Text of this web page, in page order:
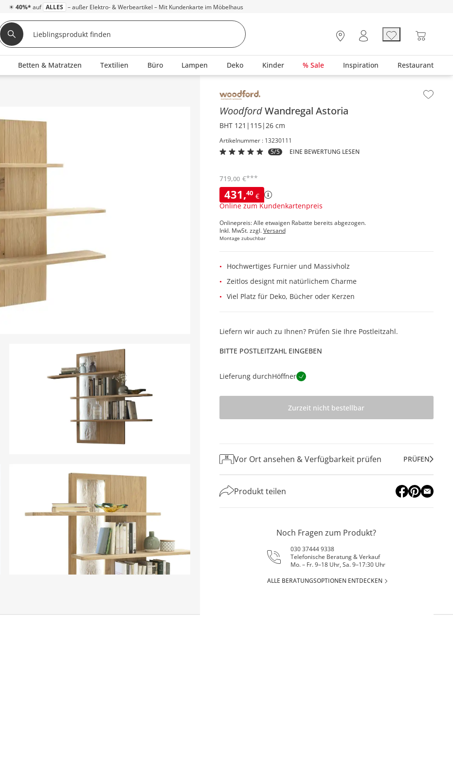
☀ 40%* auf ALLES – außer Elektro- & Werbeartikel – Mit Kundenkarte im Möbelhaus
Betten & Matratzen Textilien Büro Lampen Deko Kinder % Sale Inspiration Restaurant
Inhalt der Seitenleiste überspringen - Zum Seitenende
WoodfordWandregal Astoria
BHT 121|115|26 cm
Artikelnummer : 13230111
5/5
EINE BEWERTUNG LESEN
431,40 €
Online zum Kundenkartenpreis
719,00 €***
Onlinepreis: Alle etwaigen Rabatte bereits abgezogen.
Inkl. MwSt. zzgl.Versand
Montage zubuchbar
Hochwertiges Furnier und Massivholz
Zeitlos designt mit natürlichem Charme
Viel Platz für Deko, Bücher oder Kerzen
Liefern wir auch zu Ihnen? Prüfen Sie Ihre Postleitzahl.
BITTE POSTLEITZAHL EINGEBEN
Lieferung durchHöffner
Zurzeit nicht bestellbar
Vor Ort ansehen & Verfügbarkeit prüfen PRÜFEN
Produkt teilen
Noch Fragen zum Produkt?
030 37444 9338
Telefonische Beratung & Verkauf
Mo. – Fr. 9–18 Uhr, Sa. 9–17:30 Uhr
ALLE BERATUNGSOPTIONEN ENTDECKEN